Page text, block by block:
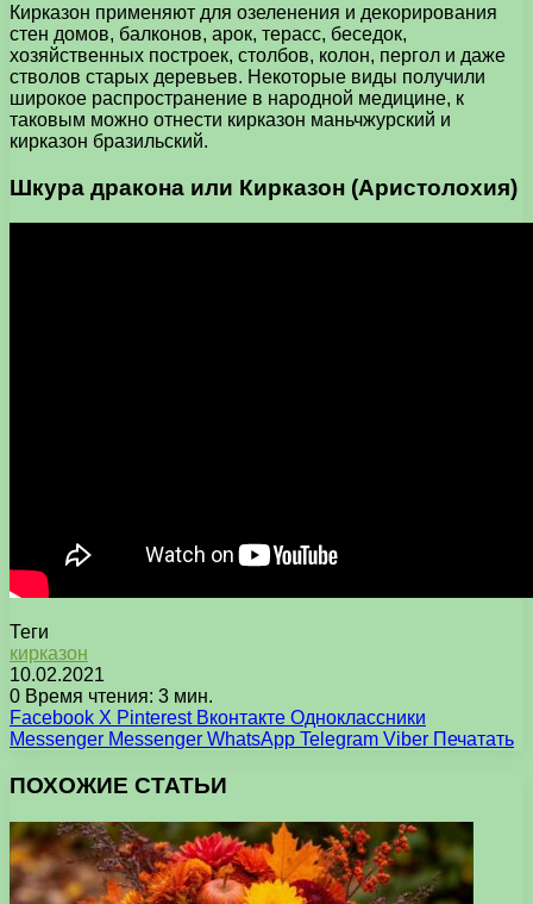
Кирказон применяют для озеленения и декорирования
стен домов, балконов, арок, терасс, беседок,
хозяйственных построек, столбов, колон, пергол и даже
стволов старых деревьев. Некоторые виды получили
широкое распространение в народной медицине, к
таковым можно отнести кирказон маньчжурский и
кирказон бразильский.
Шкура дракона или Кирказон (Аристолохия)
Теги
кирказон
10.02.2021
0 Время чтения: 3 мин.
Facebook X Pinterest Вконтакте Одноклассники
Messenger Messenger WhatsApp Telegram Viber Печатать
ПОХОЖИЕ СТАТЬИ